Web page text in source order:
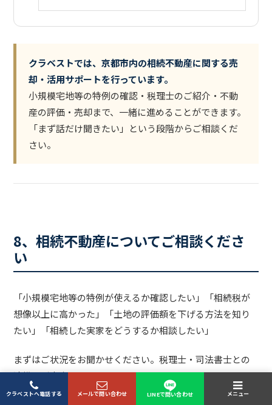
クラベストへ電話する メールで問い合わせ LINEで問い合わせ メニュー
クラベストでは、京都市内の相続不動産に関する売
却・活用サポートを行っています。
小規模宅地等の特例の確認・税理士のご紹介・不動
産の評価・売却まで、一緒に進めることができます。
「まず話だけ聞きたい」という段階からご相談くだ
さい。
8、相続不動産についてご相談くださ
い
「小規模宅地等の特例が使えるか確認したい」「相続税が
想像以上に高かった」「土地の評価額を下げる方法を知り
たい」「相続した実家をどうするか相談したい」
まずはご状況をお聞かせください。税理士・司法書士との
連携もご案内できます。